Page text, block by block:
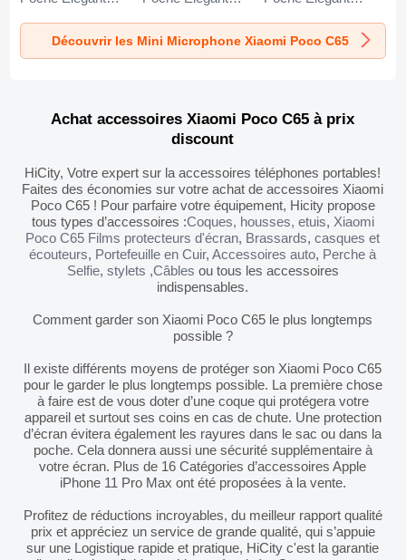
Parleur K06 pour
Xiaomi Poco C65
Noir
Parleur K05 pour
Xiaomi Poco C65
Noir
Parleur K08 pour
Xiaomi Poco C65
Noir
Découvrir les Mini Microphone Xiaomi Poco C65
Achat accessoires Xiaomi Poco C65 à prix
discount
HiCity, Votre expert sur la accessoires téléphones portables!
Faites des économies sur votre achat de accessoires Xiaomi
Poco C65 ! Pour parfaire votre équipement, Hicity propose
tous types d’accessoires :Coques, housses, etuis, Xiaomi
Poco C65 Films protecteurs d'écran, Brassards,casques et
écouteurs, Portefeuille en Cuir,Accessoires auto, Perche à
Selfie, stylets ,Câbles ou tous les accessoires
indispensables.
Comment garder son Xiaomi Poco C65 le plus longtemps
possible ?
Il existe différents moyens de protéger son Xiaomi Poco C65
pour le garder le plus longtemps possible. La première chose
à faire est de vous doter d’une coque qui protégera votre
appareil et surtout ses coins en cas de chute. Une protection
d’écran évitera également les rayures dans le sac ou dans la
poche. Cela donnera aussi une sécurité supplémentaire à
votre écran. Plus de 16 Catégories d’accessoires Apple
iPhone 11 Pro Max ont été proposées à la vente.
Profitez de réductions incroyables, du meilleur rapport qualité
prix et appréciez un service de grande qualité, qui s’appuie
sur une Logistique rapide et pratique, HiCity c'est la garantie